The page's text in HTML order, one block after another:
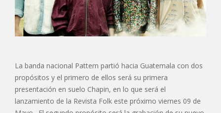
La banda nacional Pattern partió hacia Guatemala con dos
propósitos y el primero de ellos será su primera
presentación en suelo Chapin, en lo que será el
lanzamiento de la Revista Folk este próximo viernes 09 de